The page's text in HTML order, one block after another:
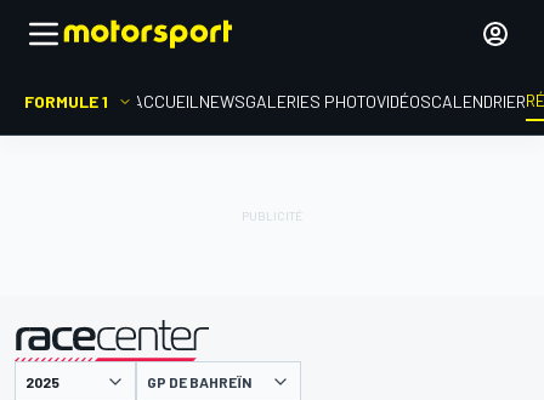
FORMULE 1 ACCUEIL NEWSGALERIES PHOTOVIDÉOSCALENDRIER
présenté par GP DE BAHREÏN